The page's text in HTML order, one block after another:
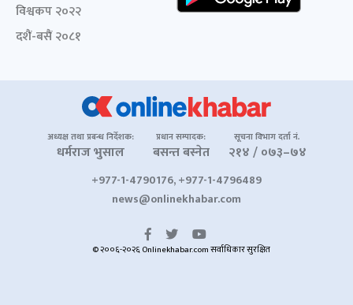
विश्वकप २०२२
दशैं-बसैं २०८१
अध्यक्ष तथा प्रबन्ध निर्देशक:
धर्मराज भुसाल
प्रधान सम्पादक:
बसन्त बस्नेत
सूचना विभाग दर्ता नं.
२१४ / ०७३–७४
+977-1-4790176, +977-1-4796489
news@onlinekhabar.com
© २००६-२०२६ Onlinekhabar.com सर्वाधिकार सुरक्षित